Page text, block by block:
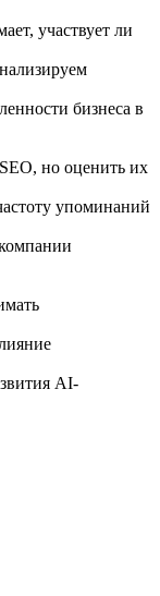
участвует ли
бизнеса в
но оценить их
упоминаний
AI-